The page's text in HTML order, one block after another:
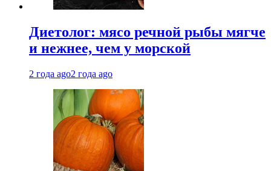
Диетолог: мясо речной рыбы мягче
и нежнее, чем у морской
2 года ago2 года ago